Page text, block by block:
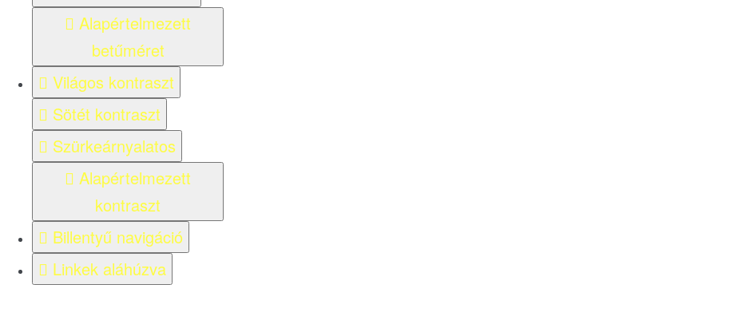
Alapértelmezett
betűméret
Világos kontraszt
Sötét kontraszt
Szürkeárnyalatos
Alapértelmezett
kontraszt
Billentyű navigáció
Linkek aláhúzva